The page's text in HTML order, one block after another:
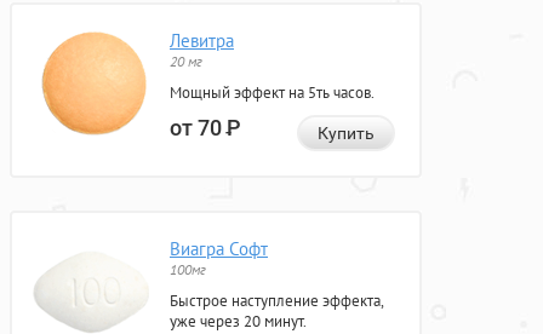
Левитра
20 мг
Мощный эффект на 5ть часов.
от 70Р Купить
Виагра Софт
100мг
Быстрое наступление эффекта,
уже через 20 минут.